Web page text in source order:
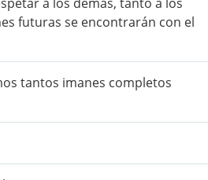
futuras se encontrarán con el
tantos imanes completos